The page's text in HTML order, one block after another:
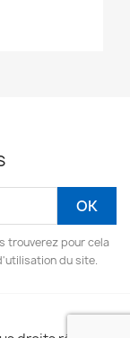
trouverez pour cela
du site.